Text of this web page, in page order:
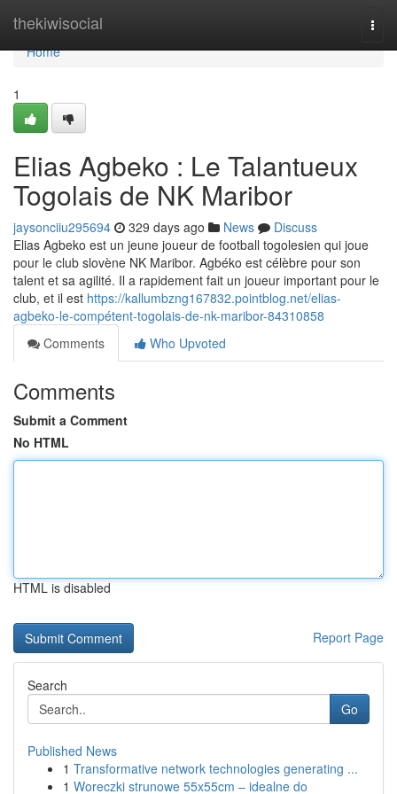
thekiwisocial
Home
Home
1
Elias Agbeko : Le Talantueux
Togolais de NK Maribor
jaysonciiu295694 329 days ago News
Discuss
Elias Agbeko est un jeune joueur de football togolesien qui joue
pour le club slovène NK Maribor. Agbéko est célèbre pour son
talent et sa agilité. Il a rapidement fait un joueur important pour le
club, et il est https://kallumbzng167832.pointblog.net/elias-
agbeko-le-compétent-togolais-de-nk-maribor-84310858
Comments
Who Upvoted
Comments
Submit a Comment
No HTML
HTML is disabled
Report Page
Search
Go
Published News
1 Transformative network technologies generating ...
1 Woreczki strunowe 55x55cm – idealne do